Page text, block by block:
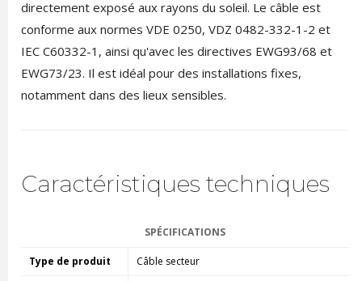
directement exposé aux rayons du soleil. Le câble est
conforme aux normes VDE 0250, VDZ 0482-332-1-2 et
IEC C60332-1, ainsi qu'avec les directives EWG93/68 et
EWG73/23. Il est idéal pour des installations fixes,
notamment dans des lieux sensibles.
Caractéristiques techniques
SPÉCIFICATIONS
Type de produit Câble secteur